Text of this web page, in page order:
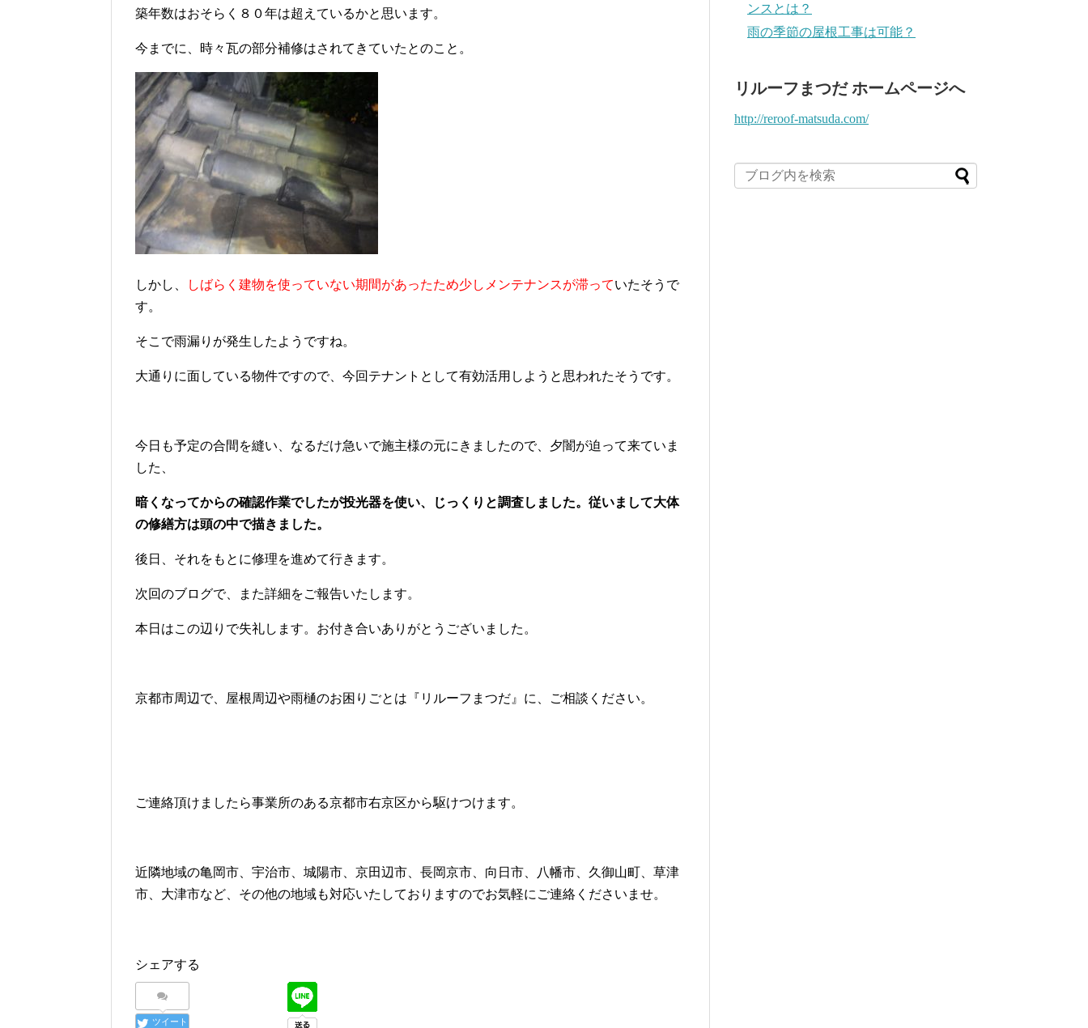
築年数はおそらく８０年は超えているかと思います。
今までに、時々瓦の部分補修はされてきていたとのこと。
しかし、 しばらく建物を使っていない期間があったため少しメンテナンスが滞っていたそうで
す。
そこで雨漏りが発生したようですね。
大通りに面している物件ですので、今回テナントとして有効活用しようと思われたそうです。
今日も予定の合間を縫い、なるだけ急いで施主様の元にきましたので、夕闇が迫って来ていま
した、
暗くなってからの確認作業でしたが投光器を使い、じっくりと調査しました。従いまして大体
の修繕方は頭の中で描きました。
後日、それをもとに修理を進めて行きます。
次回のブログで、また詳細をご報告いたします。
本日はこの辺りで失礼します。お付き合いありがとうございました。
京都市周辺で、屋根周辺や雨樋のお困りごとは『リルーフまつだ』に、ご相談ください。
ご連絡頂けましたら事業所のある京都市右京区から駆けつけます。
近隣地域の亀岡市、宇治市、城陽市、京田辺市、長岡京市、向日市、八幡市、久御山町、草津
市、大津市など、その他の地域も対応いたしておりますのでお気軽にご連絡くださいませ。
シェアする
ツイート
ンスとは？
雨の季節の屋根工事は可能？
リルーフまつだ ホームページへ
http://reroof-matsuda.com/